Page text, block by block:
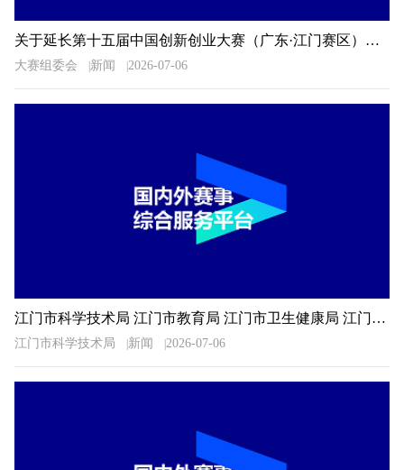
关于延长第十五届中国创新创业大赛（广东·江门赛区）暨2026年江门市“科技杯”创新创业大赛报名时间的通知
大赛组委会 新闻 2026-07-06
江门市科学技术局 江门市教育局 江门市卫生健康局 江门市科学技术协会关于公布2026年广东省科普讲解大赛江门选拔赛决赛入围选手名单的通知
江门市科学技术局 新闻 2026-07-06